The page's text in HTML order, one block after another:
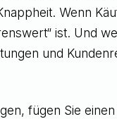
Wenn
ist. Und
und
fügen Sie